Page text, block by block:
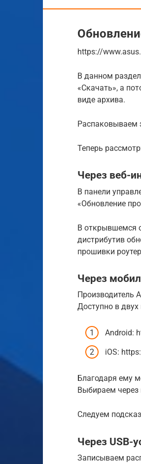
https://
В данном
«Скачать», а
виде архива.
Распаковываем
Теперь
Через веб-
В панели
«Обновление
В открывшемся
дистрибутив
прошивки
Через
Производитель
Доступно в двух
Android:
iOS:
Благодаря ему
Выбираем через
Следуем
Через USB-
Записываем